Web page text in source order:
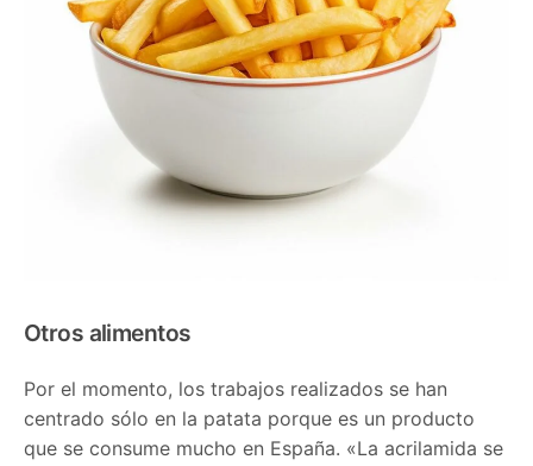
Otros alimentos
Por el momento, los trabajos realizados se han
centrado sólo en la patata porque es un producto
que se consume mucho en España. «La acrilamida se